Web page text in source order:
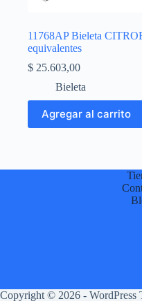
11768AP Bieleta
equivalentes
$ 25.603,00
Bieleta
Agregar al carrito
Copyright © 2026 - WordPress